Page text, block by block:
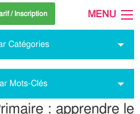
/ Inscription MENU
Catégories
Mots-Clés
: apprendre le